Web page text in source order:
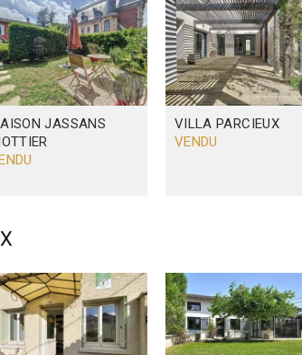
JASSANS
VILLA PARCIEUX
VENDU